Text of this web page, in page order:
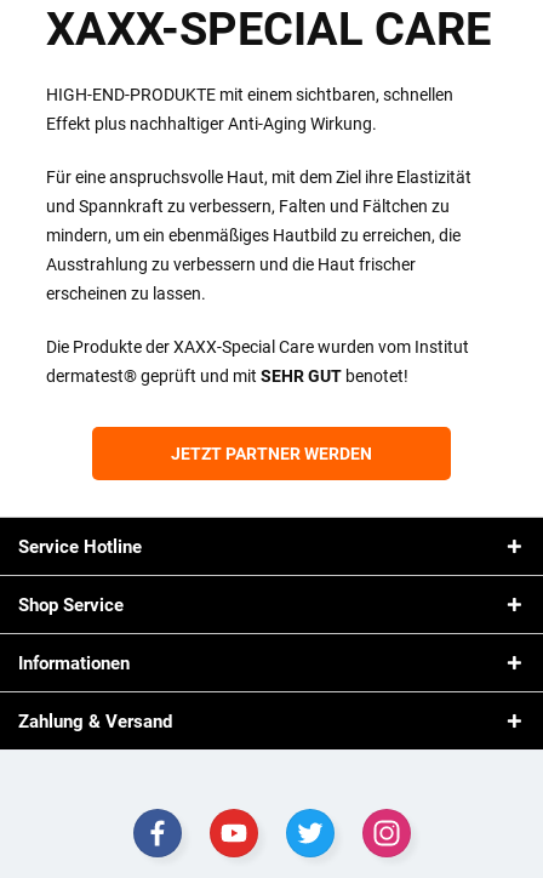
XAXX-SPECIAL CARE
HIGH-END-PRODUKTE mit einem sichtbaren, schnellen
Effekt plus nachhaltiger Anti-Aging Wirkung.
Für eine anspruchsvolle Haut, mit dem Ziel ihre Elastizität
und Spannkraft zu verbessern, Falten und Fältchen zu
mindern, um ein ebenmäßiges Hautbild zu erreichen, die
Ausstrahlung zu verbessern und die Haut frischer
erscheinen zu lassen.
Die Produkte der XAXX-Special Care wurden vom Institut
dermatest® geprüft und mitSEHR GUT benotet!
JETZT PARTNER WERDEN
Service Hotline
Shop Service
Informationen
Zahlung & Versand